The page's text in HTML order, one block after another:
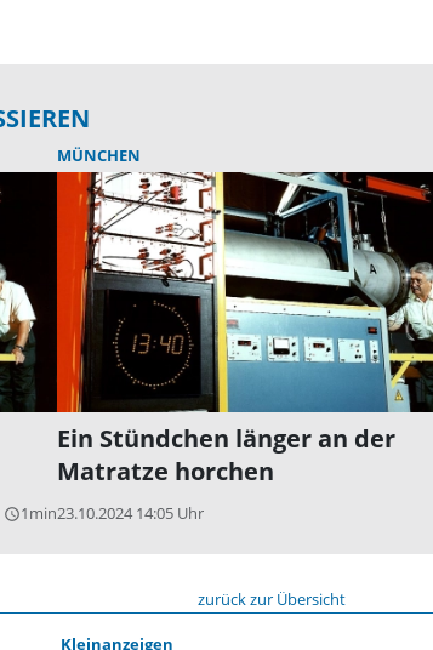
query_builder1min
MÜNCHEN
Ein Stündchen länger an der
Matratze horchen
23.10.2024 14:05 Uhr
zurück zur Übersicht
Kleinanzeigen